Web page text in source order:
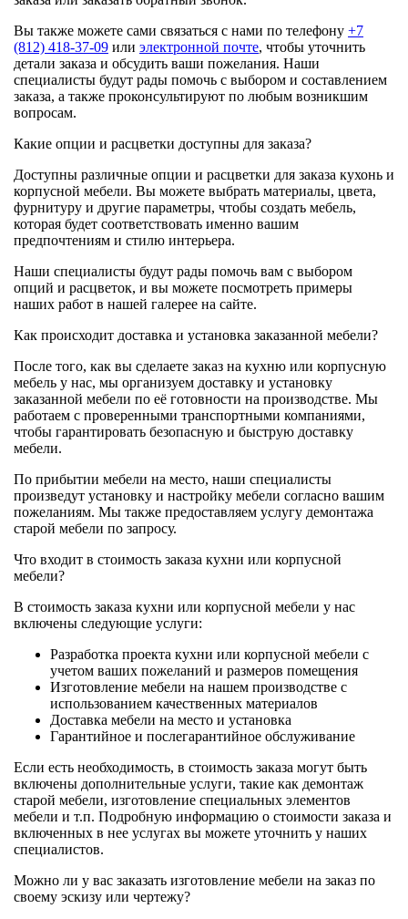
Вы также можете сами связаться с нами по телефону +7
(812) 418-37-09 или электронной почте, чтобы уточнить
детали заказа и обсудить ваши пожелания. Наши
специалисты будут рады помочь с выбором и составлением
заказа, а также проконсультируют по любым возникшим
вопросам.
Какие опции и расцветки доступны для заказа?
Доступны различные опции и расцветки для заказа кухонь и
корпусной мебели. Вы можете выбрать материалы, цвета,
фурнитуру и другие параметры, чтобы создать мебель,
которая будет соответствовать именно вашим
предпочтениям и стилю интерьера.
Наши специалисты будут рады помочь вам с выбором
опций и расцветок, и вы можете посмотреть примеры
наших работ в нашей галерее на сайте.
Как происходит доставка и установка заказанной мебели?
После того, как вы сделаете заказ на кухню или корпусную
мебель у нас, мы организуем доставку и установку
заказанной мебели по её готовности на производстве. Мы
работаем с проверенными транспортными компаниями,
чтобы гарантировать безопасную и быструю доставку
мебели.
По прибытии мебели на место, наши специалисты
произведут установку и настройку мебели согласно вашим
пожеланиям. Мы также предоставляем услугу демонтажа
старой мебели по запросу.
Что входит в стоимость заказа кухни или корпусной
мебели?
В стоимость заказа кухни или корпусной мебели у нас
включены следующие услуги:
Разработка проекта кухни или корпусной мебели с
учетом ваших пожеланий и размеров помещения
Изготовление мебели на нашем производстве с
использованием качественных материалов
Доставка мебели на место и установка
Гарантийное и послегарантийное обслуживание
Если есть необходимость, в стоимость заказа могут быть
включены дополнительные услуги, такие как демонтаж
старой мебели, изготовление специальных элементов
мебели и т.п. Подробную информацию о стоимости заказа и
включенных в нее услугах вы можете уточнить у наших
специалистов.
Можно ли у вас заказать изготовление мебели на заказ по
своему эскизу или чертежу?